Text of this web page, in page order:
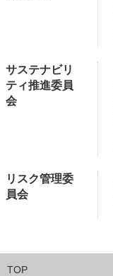
TOP
サステナビリ
ティ推進委員
会
リスク管理委
員会